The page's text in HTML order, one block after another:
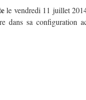
le vendredi 11 juillet
dans sa configuration